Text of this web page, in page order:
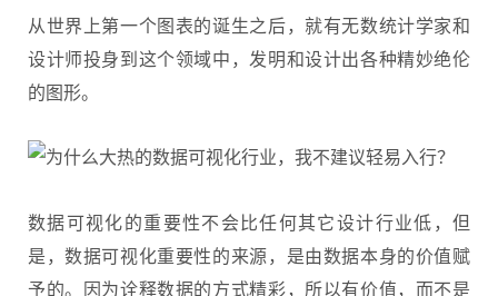
从世界上第一个图表的诞生之后，就有无数统计学家和
设计师投身到这个领域中，发明和设计出各种精妙绝伦
的图形。
数据可视化的重要性不会比任何其它设计行业低，但
是，数据可视化重要性的来源，是由数据本身的价值赋
予的。因为诠释数据的方式精彩，所以有价值，而不是